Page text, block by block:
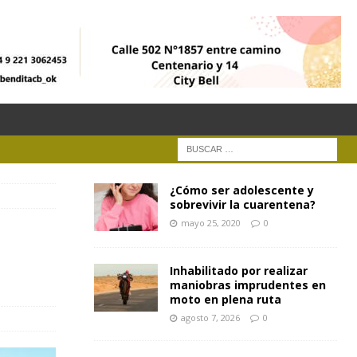
¿Cómo ser adolescente y
sobrevivir la cuarentena?
mayo 25, 2020 0
Inhabilitado por realizar
maniobras imprudentes en
moto en plena ruta
agosto 7, 2026 0